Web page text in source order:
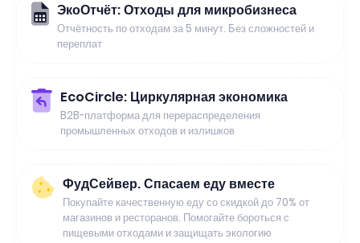
ЭкоОтчёт: Отходы для микробизнеса
Отчётность по отходам за 5 минут. Без сложностей и
переплат
EcoCircle: Циркулярная экономика
B2B-платформа для перераспределения
промышленных отходов и излишков
ФудСейвер. Спасаем еду вместе
Покупайте качественную еду со скидкой до 70% от
магазинов и ресторанов. Помогайте бороться с
пищевыми отходами и защищать экологию